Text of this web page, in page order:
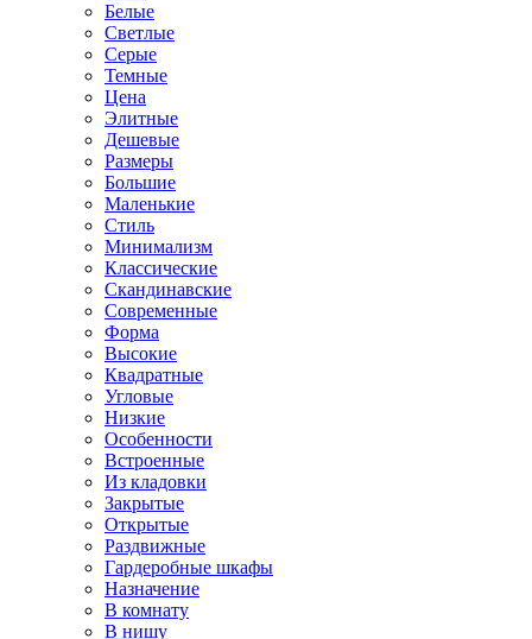
Белые
Светлые
Серые
Темные
Цена
Элитные
Дешевые
Размеры
Большие
Маленькие
Стиль
Минимализм
Классические
Скандинавские
Современные
Форма
Высокие
Квадратные
Угловые
Низкие
Особенности
Встроенные
Из кладовки
Закрытые
Открытые
Раздвижные
Гардеробные шкафы
Назначение
В комнату
В нишу